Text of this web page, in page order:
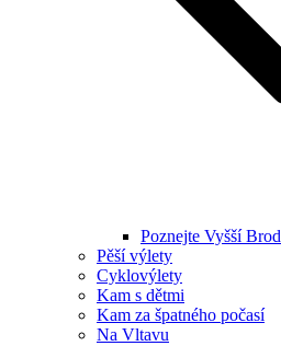
Poznejte Vyšší Brod
Pěší výlety
Cyklovýlety
Kam s dětmi
Kam za špatného počasí
Na Vltavu